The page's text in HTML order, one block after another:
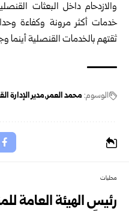
والازدحام داخل البعثات
خدمات أكثر مرونة وكفاءة
ثقتهم بالخدمات القنصلية أينما
الوسوم: محمد العمر مدير الإدارة
محليات
رئيس الهيئة العامة